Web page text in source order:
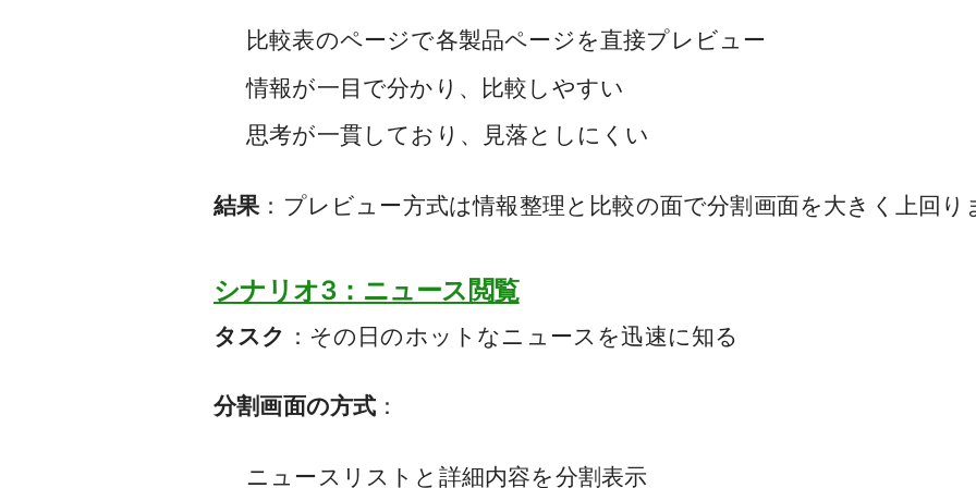
比較表のページで各製品ページを直接プレビュー
情報が一目で分かり、比較しやすい
思考が一貫しており、見落としにくい
結果 ：プレビュー方式は情報整理と比較の面で分割画面を大きく上回り
シナリオ3：ニュース閲覧
タスク ：その日のホットなニュースを迅速に知る
分割画面の方式 ：
ニュースリストと詳細内容を分割表示